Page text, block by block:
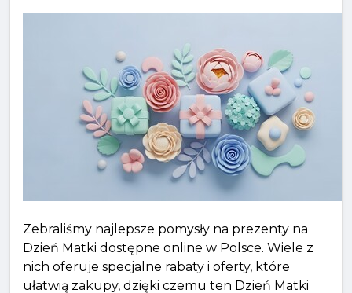
Zebraliśmy najlepsze pomysły na prezenty na
Dzień Matki dostępne online w Polsce. Wiele z
nich oferuje specjalne rabaty i oferty, które
ułatwią zakupy, dzięki czemu ten Dzień Matki